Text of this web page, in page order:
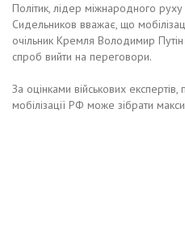
Політик, лідер міжнародного
Сидельников вважає, що
очільник Кремля Володимир
спроб вийти на переговори.
За оцінками військових експертів,
мобілізації РФ може зібрати